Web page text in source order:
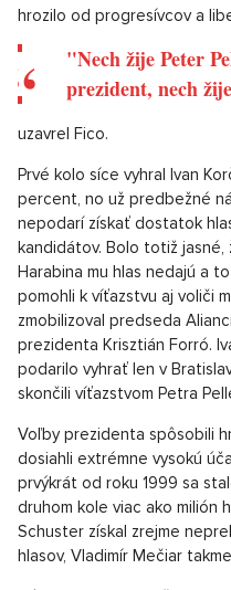
„Budem chrániť
Slovenska, chrániť
vládu v snahe
Slovensku,“
dodal Pellegrini.
"Takto sa to robí
povedal Petrovi Pellegrinimu
SD. Odkázal na svoj starší
presný opak. Občania si
hrozilo od progresívcov a
prezident, nech
uzavrel Fico.
Prvé kolo síce vyhral Ivan
percent, no už predbežné